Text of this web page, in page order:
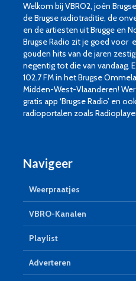
Welkom bij VBRO2, joèn
de Brugse radiotraditie, de
en de artiesten uit Brugge en
Brugse Radio zit je goed
gouden hits van de jaren
negentig tot die van vandaag.
102.7 FM in het Brugse
Midden-West-Vlaanderen!
gratis app ‘Brugse Radio’ en
radioportalen zoals
Navigeer
Weerpraatjes
VBRO-Kanalen
Playlist
Adverteren